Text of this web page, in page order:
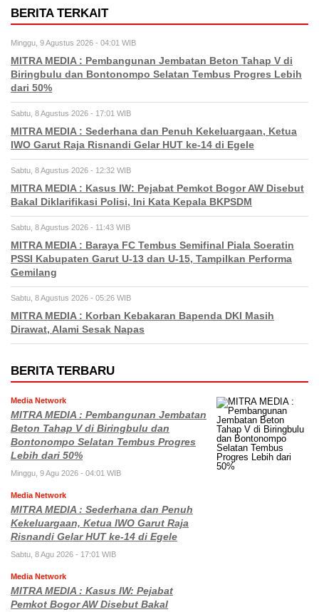
BERITA TERKAIT
Minggu, 9 Agustus 2026 - 04:01 WIB
MITRA MEDIA : Pembangunan Jembatan Beton Tahap V di
Biringbulu dan Bontonompo Selatan Tembus Progres Lebih
dari 50%
Sabtu, 8 Agustus 2026 - 17:01 WIB
MITRA MEDIA : Sederhana dan Penuh Kekeluargaan, Ketua
IWO Garut Raja Risnandi Gelar HUT ke-14 di Egele
Sabtu, 8 Agustus 2026 - 12:32 WIB
MITRA MEDIA : Kasus IW: Pejabat Pemkot Bogor AW Disebut
Bakal Diklarifikasi Polisi, Ini Kata Kepala BKPSDM
Sabtu, 8 Agustus 2026 - 11:43 WIB
MITRA MEDIA : Baraya FC Tembus Semifinal Piala Soeratin
PSSI Kabupaten Garut U-13 dan U-15, Tampilkan Performa
Gemilang
Sabtu, 8 Agustus 2026 - 05:26 WIB
MITRA MEDIA : Korban Kebakaran Bapenda DKI Masih
Dirawat, Alami Sesak Napas
BERITA TERBARU
Media Network
MITRA MEDIA : Pembangunan Jembatan
Beton Tahap V di Biringbulu dan
Bontonompo Selatan Tembus Progres
Lebih dari 50%
Minggu, 9 Agu 2026 - 04:01 WIB
Media Network
MITRA MEDIA : Sederhana dan Penuh
Kekeluargaan, Ketua IWO Garut Raja
Risnandi Gelar HUT ke-14 di Egele
Sabtu, 8 Agu 2026 - 17:01 WIB
Media Network
MITRA MEDIA : Kasus IW: Pejabat
Pemkot Bogor AW Disebut Bakal